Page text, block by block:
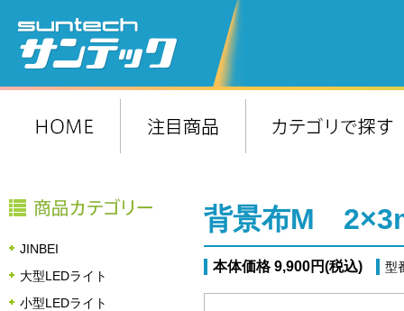
背景布M
本体価格 9,900円(税込) 型
JINBEI
大型LEDライト
小型LEDライト